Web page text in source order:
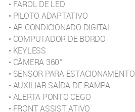
• FAROL DE LED
• PILOTO ADAPTATIVO
• AR CONDICIONADO DIGITAL
• COMPUTADOR DE BORDO
• KEYLESS
• CÂMERA 360°
• SENSOR PARA ESTACIONAMENTO
• AUXILIAR SAÍDA DE RAMPA
• ALERTA PONTO CEGO
• FRONT ASSIST ATIVO